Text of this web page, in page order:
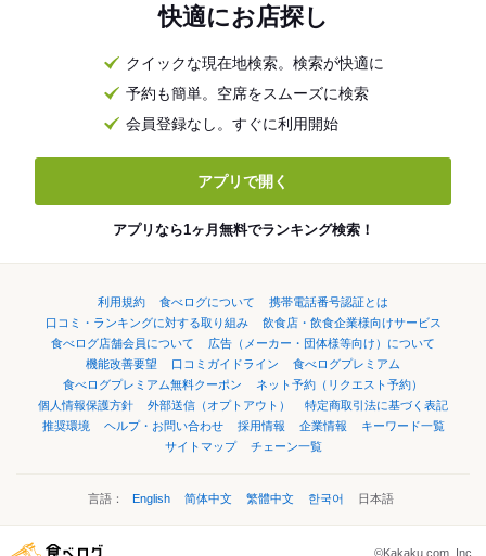
快適にお店探し
クイックな現在地検索。検索が快適に
予約も簡単。空席をスムーズに検索
会員登録なし。すぐに利用開始
アプリで開く
アプリなら1ヶ月無料でランキング検索！
利用規約 食べログについて
携帯電話番号認証とは
口コミ・ランキングに対する取り組み
飲食店・飲食企業様向けサービス
食べログ店舗会員について
広告（メーカー・団体様等向け）について
機能改善要望
口コミガイドライン
食べログプレミアム
食べログプレミアム無料クーポン
ネット予約（リクエスト予約）
個人情報保護方針
外部送信（オプトアウト）
特定商取引法に基づく表記
推奨環境
ヘルプ・お問い合わせ 採用情報 企業情報
キーワード一覧
サイトマップ
チェーン一覧
言語： English 简体中文 繁體中文 한국어 日本語
©Kakaku.com, Inc.